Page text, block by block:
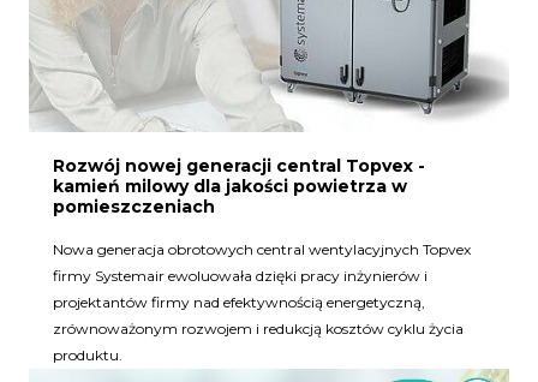
Rozwój nowej generacji central Topvex -
kamień milowy dla jakości powietrza w
pomieszczeniach
Nowa generacja obrotowych central wentylacyjnych Topvex
firmy Systemair ewoluowała dzięki pracy inżynierów i
projektantów firmy nad efektywnością energetyczną,
zrównoważonym rozwojem i redukcją kosztów cyklu życia
produktu.